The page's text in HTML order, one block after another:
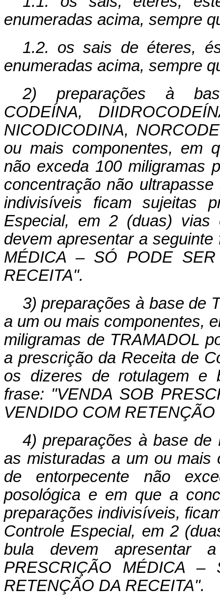
enumeradas acima, sempre
1.2. os sais de éteres,
enumeradas acima, sempre
2) preparações à
CODEÍNA,
NICODICODINA,
ou mais componentes, em
não exceda 100 miligramas
concentração não
indivisíveis ficam sujeitas
Especial, em 2 (duas)
devem apresentar a
MÉDICA – SÓ PODE
RECEITA".
3) preparações à base de
a um ou mais componentes,
miligramas de TRAMADOL
a prescrição da Receita de
os dizeres de rotulagem e
frase: "VENDA SOB
VENDIDO COM
4) preparações à base de
as misturadas a um ou mais
de entorpecente não
posológica e em que a
preparações indivisíveis,
Controle Especial, em 2
bula devem apresentar
PRESCRIÇÃO MÉDICA
RETENÇÃO DA RECEITA".